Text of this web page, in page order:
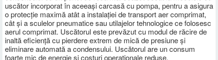
uscător incorporat în aceeași carcasă cu pompa, pentru a asigura
o protecție maximă atât a instalației de transport aer comprimat,
cât și a sculelor pneumatice sau utilajelor tehnologice ce folosesc
aerul comprimat. Uscătorul este prevăzut cu modul de răcire de
inaltă eficiență cu pierdere extrem de mică de presiune și
eliminare automată a condensului. Uscătorul are un consum
foarte mic de energie și costuri operaționale reduse.